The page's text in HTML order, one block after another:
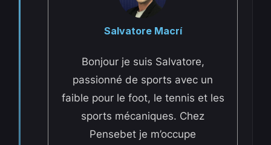
Salvatore Macrí
Bonjour je suis Salvatore,
passionné de sports avec un
faible pour le foot, le tennis et les
sports mécaniques. Chez
Pensebet je m’occupe